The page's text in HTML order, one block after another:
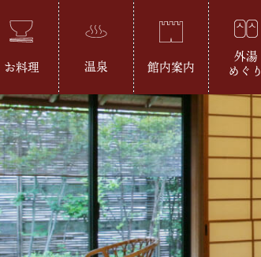
お料理 温泉 館内案内
外湯
めぐり